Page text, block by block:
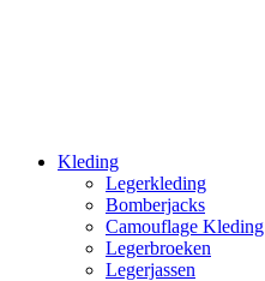
Kleding
Legerkleding
Bomberjacks
Camouflage Kleding
Legerbroeken
Legerjassen